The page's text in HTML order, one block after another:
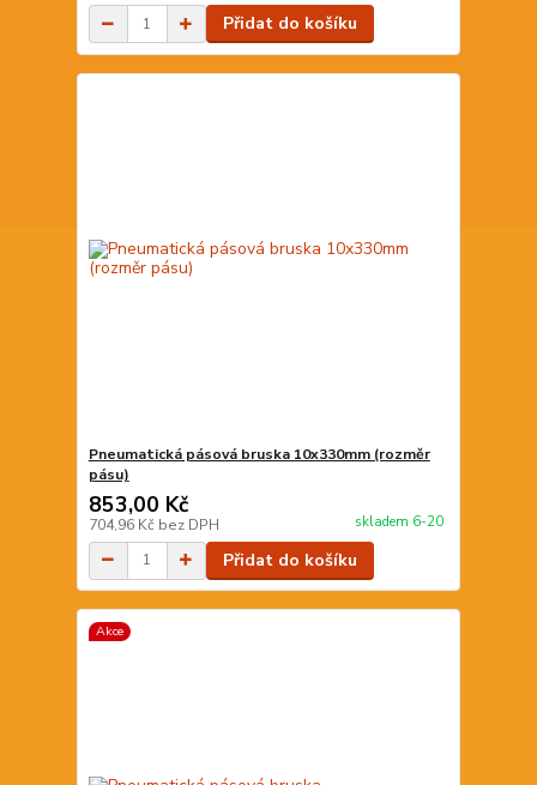
Přidat do košíku
Pneumatická pásová bruska 10x330mm (rozměr
pásu)
853,00 Kč
704,96 Kč bez DPH skladem 6-20
Přidat do košíku
Akce